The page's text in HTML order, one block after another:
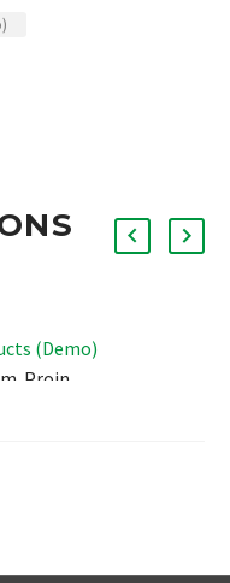
(Demo)
Proin